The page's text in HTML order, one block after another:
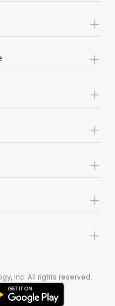
+
+
+
+
+
+
+
Inc. All rights reserved.